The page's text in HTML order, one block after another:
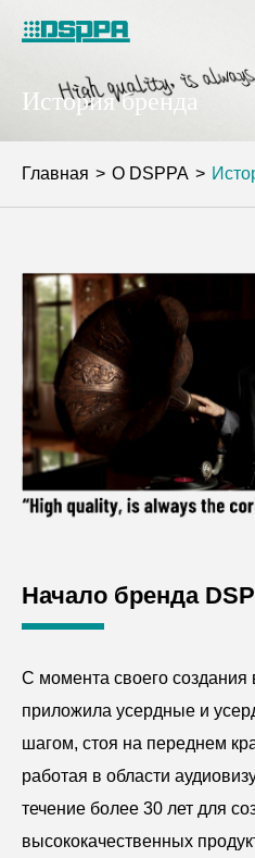
История бренда
Главная О DSPPA
Начало бренда
С момента своего создания
приложила усердные и
шагом, стоя на переднем
работая в области
течение более 30 лет для
высококачественных